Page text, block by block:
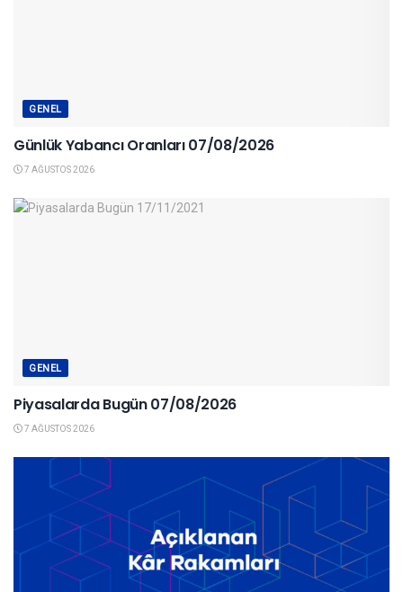
GENEL
Günlük Yabancı Oranları 07/08/2026
7 AĞUSTOS 2026
GENEL
Piyasalarda Bugün 07/08/2026
7 AĞUSTOS 2026